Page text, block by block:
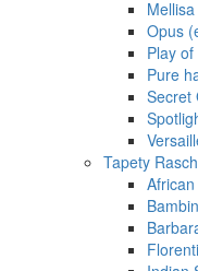
Opus
Play
Pure
Secret
Tapety Rasch